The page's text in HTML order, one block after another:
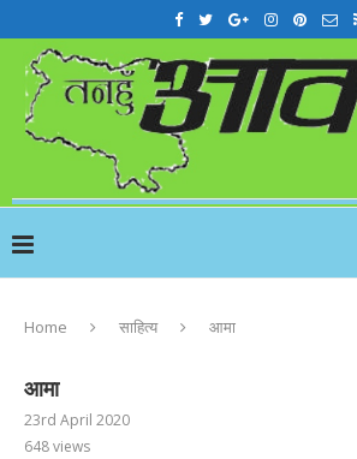
Home साहित्य आमा
आमा
23rd April 2020
648views